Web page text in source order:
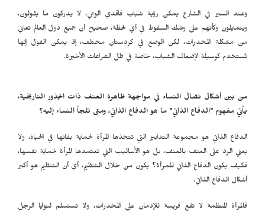
وعند السير في الشارع يمكن رؤية شباب فاقدي الوعي، لا يدركون ما يقولون،
ويتمايلون وكأنهم على وشك السقوط في أي لحظة، صحيح أن جميع دول العالم تعاني
من مشكلة المخدرات، لكن الوضع في كردستان مختلف، إذ يمكن القول إنها
تُستخدم كوسيلة لإضعاف الشباب، خاصة في ظل الصراعات الأخيرة.
من بين أشكال نضال النساء في مواجهة ظاهرة العنف ذات الجذور التاريخية،
يأتي مفهوم "الدفاع الذاتي" ما هو الدفاع الذاتي، ومتى تلجأ النساء إليه؟
الدفاع الذاتي هو مجموعة التدابير التي تتخذها المرأة لحماية بقائها في الحياة، ولا
يعني الرد على العنف بالعنف، بل هو الأساليب التي تعتمدها المرأة لحماية نفسها،
فكيف يكون الدفاع الذاتي للمرأة؟ يكون من خلال التنظيم، أي أن التنظيم هو أكبر
أشكال الدفاع الذاتي.
فالمرأة المنظمة لا تقع فريسة للإدمان على المخدرات، ولا تستسلم لنوايا الرجل